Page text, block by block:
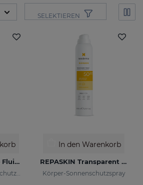
SELEKTIEREN
REPASKIN Invisible Fluid LSF50+
Ultraleichtes Sonnenschutzmittel für das Gesicht
In den Warenkorb
REPASKIN Transparent Spray LSF50
Körper-Sonnenschutzspray